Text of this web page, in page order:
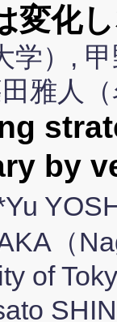
変化
学）,
田雅人
by
（
of